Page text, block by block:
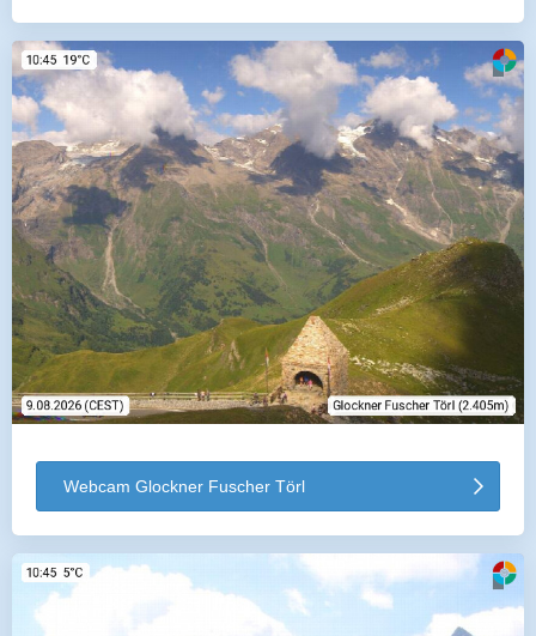
Webcam Glockner Fuscher Törl